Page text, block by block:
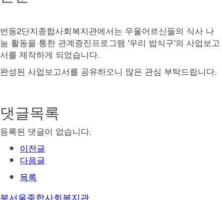
번동2단지종합사회복지관에서는 우울어르신들의 식사 나
눔 활동을 통한 관계증진프로그램 '우리 밥식구'의 사업보고
서를 제작하게 되었습니다.
완성된 사업보고서를 공유하오니 많은 관심 부탁드립니다.
댓글목록
등록된 댓글이 없습니다.
이전글
다음글
목록
북서울종합사회복지관